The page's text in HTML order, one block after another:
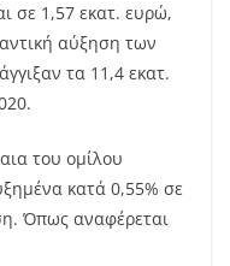
σε 1,57 εκατ. ευρώ,
αύξηση των
τα 11,4 εκατ.
του ομίλου
κατά 0,55% σε
Όπως αναφέρεται